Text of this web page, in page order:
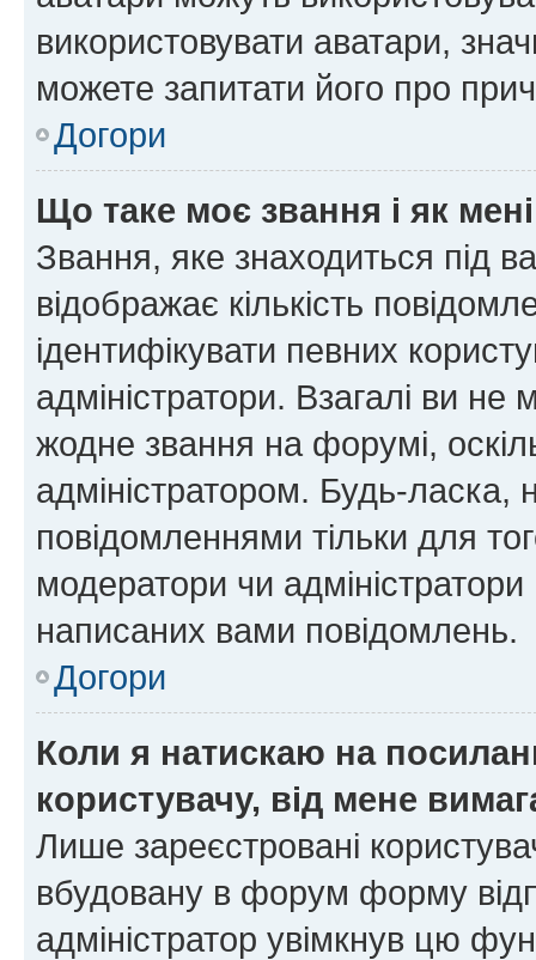
використовувати аватари,
можете запитати його про
Догори
Що таке моє звання і як
Звання, яке знаходиться під
відображає кількість
ідентифікувати певних
адміністратори. Взагалі ви
жодне звання на форумі,
адміністратором. Будь-
повідомленнями тільки для
модератори чи
написаних вами повідомлень.
Догори
Коли я натискаю на
користувачу, від мене
Лише зареєстровані
вбудовану в форум форму
адміністратор увімкнув цю